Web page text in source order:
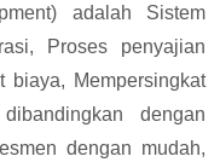
adalah Sistem
Proses penyajian
biaya, Mempersingkat
dengan
dengan mudah,